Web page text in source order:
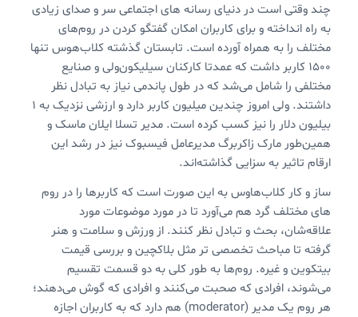
چند وقتی است در دنیای رسانه های اجتماعی سر و صدای زیادی
به راه انداخته و برای کاربران امکان گفتگو کردن در روم‌های
مختلف را به همراه آورده است. تابستان گذشته کلاب‌هوس تنها
۱۵۰۰ کاربر داشت که عمدتا کارکنان سیلیکون‌ولی و صنایع
مختلفی را شامل می‌شد که در طول پاندمی نیاز به تبادل نظر
داشتند. ولی امروز چندین میلیون کاربر دارد و ارزشی نزدیک به ۱
بیلیون دلار را نیز کسب کرده است. مدیر تسلا ایلان ماسک و
همین‌طور مارک زاکربرگ مدیرعامل فیسبوک نیز در رشد این
ارقام تاثیر به سزایی گذاشته‌اند.
ساز و کار کلاب‌هاوس به این صورت است که کاربرها را در روم
های مختلف گرد هم می‌آورد تا در مورد موضوعات مورد
علاقه‌شان، بحث و تبادل نظر کنند. از ورزش و سلامت و هنر
گرفته تا مباحث تخصصی تر مثل بلاکچین و بررسی قیمت
بیتکوین و غیره. روم‌ها به طور کلی به دو قسمت تقسیم
می‌شوند، افرادی که صحبت می‌کنند و افرادی که گوش می‌دهند؛
هر روم یک مدیر (moderator) هم دارد که به کاربران اجازه